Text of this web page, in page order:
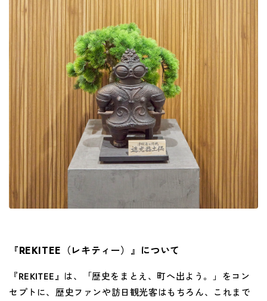
『REKITEE （レキティー）』について
『REKITEE』は、「歴史をまとえ、町へ出よう。」をコン
セプトに、歴史ファンや訪日観光客はもちろん、これまで